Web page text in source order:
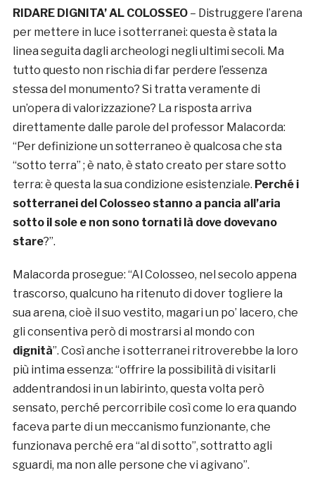
RIDARE DIGNITA’ AL COLOSSEO– Distruggere l’arena
per mettere in luce i sotterranei: questa è stata la
linea seguita dagli archeologi negli ultimi secoli. Ma
tutto questo non rischia di far perdere l’essenza
stessa del monumento? Si tratta veramente di
un’opera di valorizzazione? La risposta arriva
direttamente dalle parole del professor Malacorda:
“Per definizione un sotterraneo è qualcosa che sta
“sotto terra” ; è nato, è stato creato per stare sotto
terra: è questa la sua condizione esistenziale. Perché i
sotterranei del Colosseo stanno a pancia all’aria
sotto il sole e non sono tornati là dove dovevano
stare?”.
Malacorda prosegue: “Al Colosseo, nel secolo appena
trascorso, qualcuno ha ritenuto di dover togliere la
sua arena, cioè il suo vestito, magari un po’ lacero, che
gli consentiva però di mostrarsi al mondo con
dignità”. Così anche i sotterranei ritroverebbe la loro
più intima essenza: “offrire la possibilità di visitarli
addentrandosi in un labirinto, questa volta però
sensato, perché percorribile così come lo era quando
faceva parte di un meccanismo funzionante, che
funzionava perché era “al di sotto”, sottratto agli
sguardi, ma non alle persone che vi agivano”.